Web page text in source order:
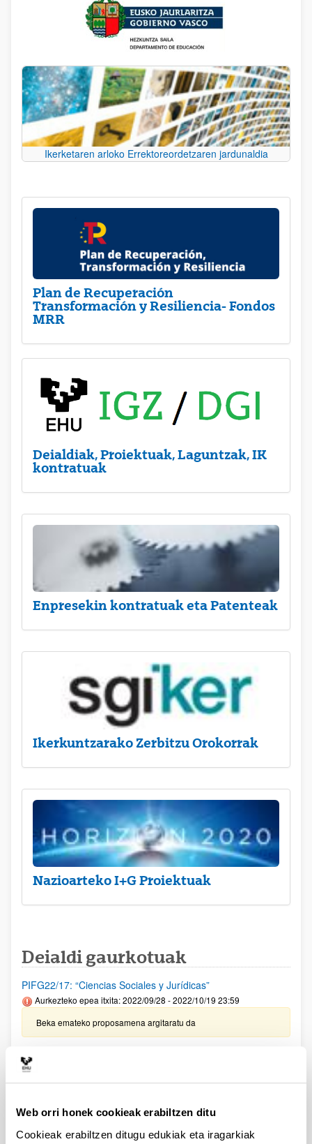
Web orri honek cookieak erabiltzen ditu
Cookieak erabiltzen ditugu edukiak eta iragarkiak
Ikerketaren arloko Errektoreordetzaren jardunaldia
Plan de Recuperación
Transformación y Resiliencia- Fondos
MRR
Deialdiak, Proiektuak, Laguntzak, IK
kontratuak
Enpresekin kontratuak eta Patenteak
Ikerkuntzarako Zerbitzu Orokorrak
Nazioarteko I+G Proiektuak
Deialdi gaurkotuak
PIFG22/17: “Ciencias Sociales y Jurídicas”
Aurkezteko epea itxita: 2022/09/28 - 2022/10/19 23:59
Beka emateko proposamena argitaratu da
PIFG22/18 "Polimerización en fase dispersa"
Aurkezteko epea itxita: 2022/09/20 - 2022/10/10 23:59